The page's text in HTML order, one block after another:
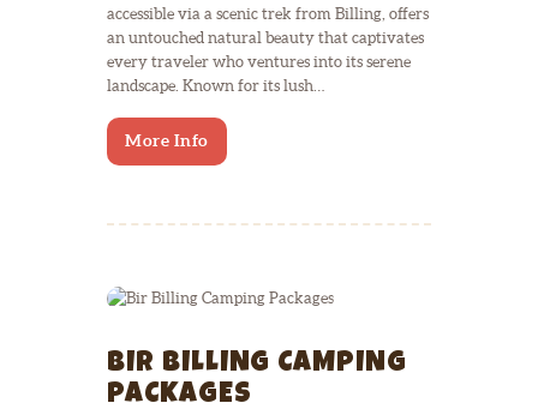
accessible via a scenic trek from Billing, offers
an untouched natural beauty that captivates
every traveler who ventures into its serene
landscape. Known for its lush…
More Info
BIR BILLING CAMPING
PACKAGES